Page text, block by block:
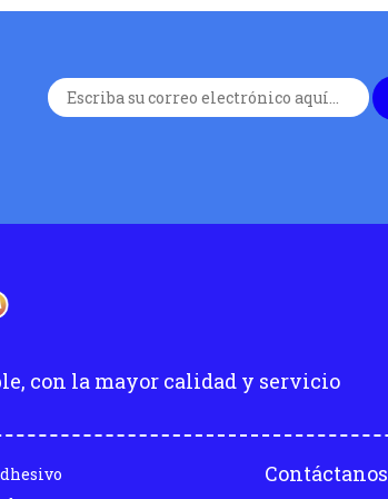
con la mayor calidad y servicio
Contáctanos